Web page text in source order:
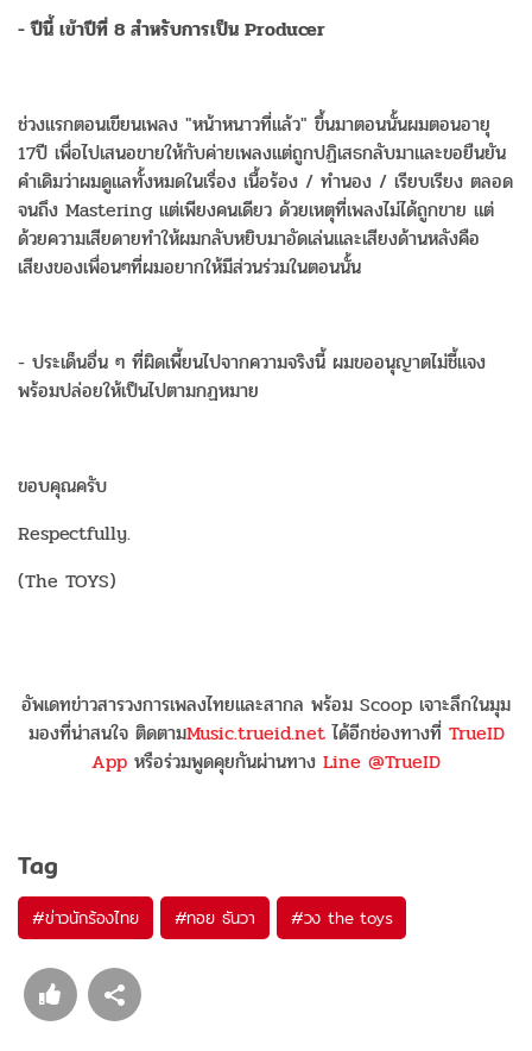
- ปีนี้ เข้าปีที่ 8 สำหรับการเป็น Producer
ช่วงแรกตอนเขียนเพลง "หน้าหนาวที่แล้ว" ขึ้นมาตอนนั้นผมตอนอายุ
17ปี เพื่อไปเสนอขายให้กับค่ายเพลงแต่ถูกปฏิเสธกลับมาและขอยืนยัน
คำเดิมว่าผมดูแลทั้งหมดในเรื่อง เนื้อร้อง / ทำนอง / เรียบเรียง ตลอด
จนถึง Mastering แต่เพียงคนเดียว ด้วยเหตุที่เพลงไม่ได้ถูกขาย แต่
ด้วยความเสียดายทำให้ผมกลับหยิบมาอัดเล่นและเสียงด้านหลังคือ
เสียงของเพื่อนๆที่ผมอยากให้มีส่วนร่วมในตอนนั้น
- ประเด็นอื่น ๆ ที่ผิดเพี้ยนไปจากความจริงนี้ ผมขออนุญาตไม่ชี้แจง
พร้อมปล่อยให้เป็นไปตามกฏหมาย
ขอบคุณครับ
Respectfully.
(The TOYS)
อัพเดทข่าวสารวงการเพลงไทยและสากล พร้อม Scoop เจาะลึกในมุม
มองที่น่าสนใจ ติดตามMusic.trueid.netได้อีกช่องทางที่ TrueID
App หรือร่วมพูดคุยกันผ่านทาง Line @TrueID
Tag
#ข่าวนักร้องไทย #ทอย ธันวา #วง the toys